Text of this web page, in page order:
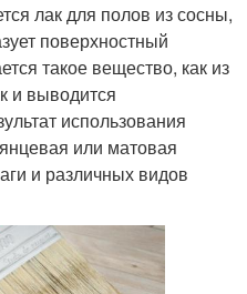
лак для полов из сосны,
поверхностный
такое вещество, как из
и выводится
использования
или матовая
и различных видов